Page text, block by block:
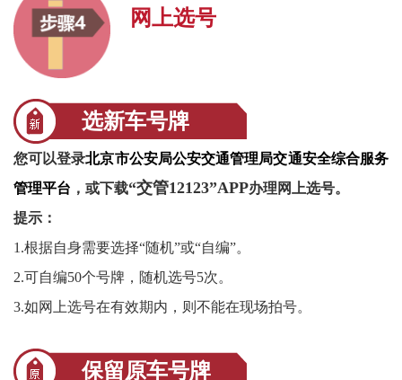
网上选号
选新车号牌
您可以登录北京市公安局公安交通管理局交通安全综合服务
管理平台 ，或下载“交管12123”APP办理网上选号。
提示：
1.根据自身需要选择“随机”或“自编”。
2.可自编50个号牌，随机选号5次。
3.如网上选号在有效期内，则不能在现场拍号。
保留原车号牌